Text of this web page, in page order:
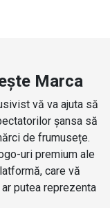
Marca
vă va ajuta să
șansa să
de frumusețe.
uri premium ale
care vă
putea reprezenta